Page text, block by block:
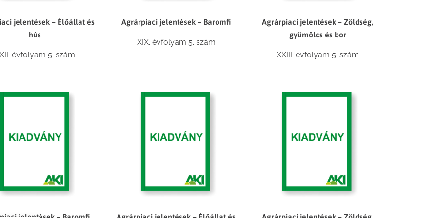
jelentések – Élőállat és
hús
évfolyam 5. szám
Agrárpiaci jelentések – Baromfi
XIX. évfolyam 5. szám
Agrárpiaci jelentések – Zöldség,
gyümölcs és bor
XXIII. évfolyam 5. szám